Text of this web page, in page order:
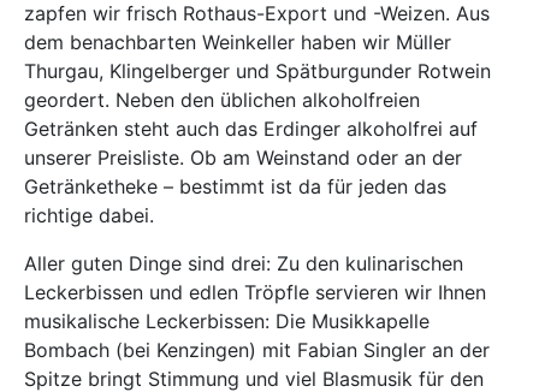
zapfen wir frisch Rothaus-Export und -Weizen. Aus
dem benachbarten Weinkeller haben wir Müller
Thurgau, Klingelberger und Spätburgunder Rotwein
geordert. Neben den üblichen alkoholfreien
Getränken steht auch das Erdinger alkoholfrei auf
unserer Preisliste. Ob am Weinstand oder an der
Getränketheke – bestimmt ist da für jeden das
richtige dabei.
Aller guten Dinge sind drei: Zu den kulinarischen
Leckerbissen und edlen Tröpfle servieren wir Ihnen
musikalische Leckerbissen: Die Musikkapelle
Bombach (bei Kenzingen) mit Fabian Singler an der
Spitze bringt Stimmung und viel Blasmusik für den